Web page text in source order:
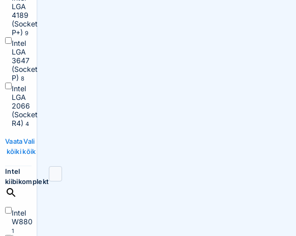
LGA
4189
(Socket
P+) 9
Intel
LGA
3647
(Socket
P) 8
Intel
LGA
2066
(Socket
R4) 4
Vaata
kõiki
Vali
kõik
Intel
kiibikomplekt
Intel
W880
1